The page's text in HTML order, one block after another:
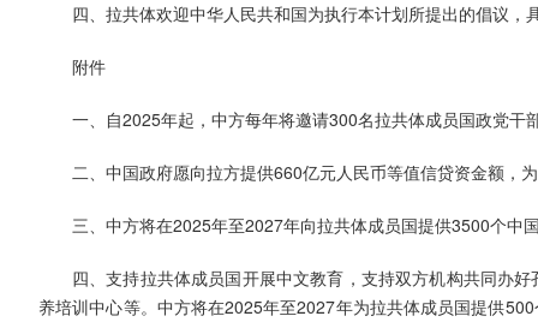
四、拉共体欢迎中华人民共和国为执行本计划所提出的倡议，
附件
一、自2025年起，中方每年将邀请300名拉共体成员国政党干
二、中国政府愿向拉方提供660亿元人民币等值信贷资金额，
三、中方将在2025年至2027年向拉共体成员国提供3500个中
四、支持拉共体成员国开展中文教育，支持双方机构共同办
养培训中心等。中方将在2025年至2027年为拉共体成员国提供